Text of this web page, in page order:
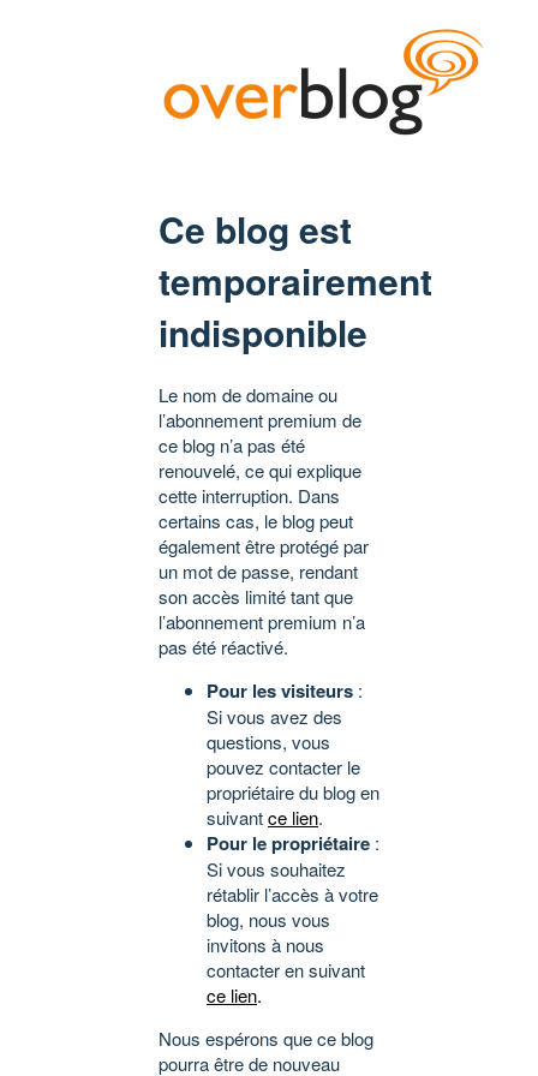
Ce blog est
temporairement
indisponible
Le nom de domaine ou
l’abonnement premium de
ce blog n’a pas été
renouvelé, ce qui explique
cette interruption. Dans
certains cas, le blog peut
également être protégé par
un mot de passe, rendant
son accès limité tant que
l’abonnement premium n’a
pas été réactivé.
Pour les visiteurs :
Si vous avez des
questions, vous
pouvez contacter le
propriétaire du blog en
suivantce lien.
Pour le propriétaire :
Si vous souhaitez
rétablir l’accès à votre
blog, nous vous
invitons à nous
contacter en suivant
ce lien.
Nous espérons que ce blog
pourra être de nouveau